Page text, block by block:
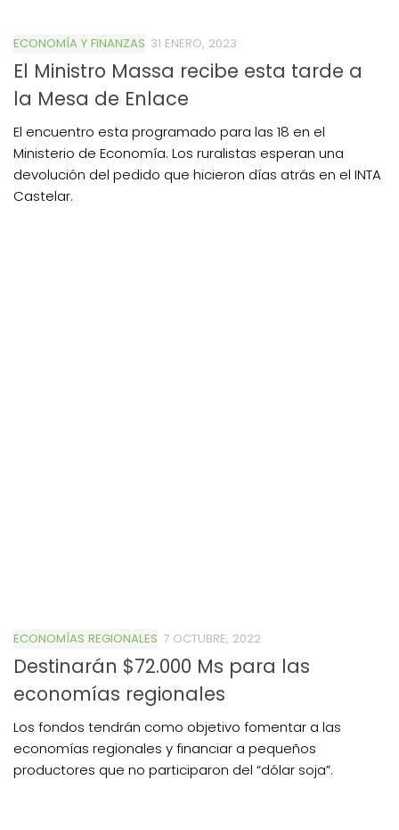
ECONOMÍA Y FINANZAS 31 ENERO, 2023
El Ministro Massa recibe esta tarde a
la Mesa de Enlace
El encuentro esta programado para las 18 en el
Ministerio de Economía. Los ruralistas esperan una
devolución del pedido que hicieron días atrás en el INTA
Castelar.
ECONOMÍAS REGIONALES 7 OCTUBRE, 2022
Destinarán $72.000 Ms para las
economías regionales
Los fondos tendrán como objetivo fomentar a las
economías regionales y financiar a pequeños
productores que no participaron del “dólar soja”.